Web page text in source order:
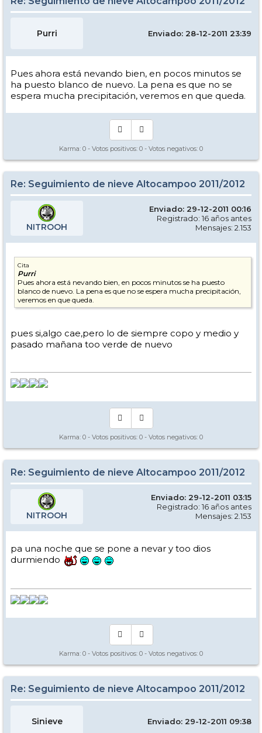
Purri Enviado: 28-12-2011 23:39
Pues ahora está nevando bien, en pocos minutos se
ha puesto blanco de nuevo. La pena es que no se
espera mucha precipitación, veremos en que queda.
Karma: 0 - Votos positivos: 0 - Votos negativos: 0
Re: Seguimiento de nieve Altocampoo 2011/2012
NITROOH
Enviado: 29-12-2011 00:16
Registrado: 16 años antes
Mensajes: 2.153
Cita
Purri
Pues ahora está nevando bien, en pocos minutos se ha puesto
blanco de nuevo. La pena es que no se espera mucha precipitación,
veremos en que queda.
pues si,algo cae,pero lo de siempre copo y medio y
pasado mañana too verde de nuevo
Karma: 0 - Votos positivos: 0 - Votos negativos: 0
Re: Seguimiento de nieve Altocampoo 2011/2012
NITROOH
Enviado: 29-12-2011 03:15
Registrado: 16 años antes
Mensajes: 2.153
pa una noche que se pone a nevar y too dios
durmiendo
Karma: 0 - Votos positivos: 0 - Votos negativos: 0
Re: Seguimiento de nieve Altocampoo 2011/2012
Sinieve Enviado: 29-12-2011 09:38